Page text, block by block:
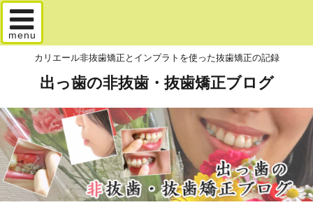
menu
カリエール非抜歯矯正とインプラトを使った抜歯矯正の記録
出っ歯の非抜歯・抜歯矯正ブログ